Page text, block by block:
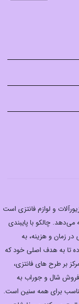
و لوازم فانتزی است
چالکو با پایبندی
زمان و هزینه، به
تا به هدف اصلی خود که
بر طرح های فانتزی،
شال و جوراب به
برای همه سنین است.